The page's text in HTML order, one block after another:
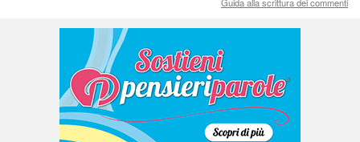
Guida alla scrittura dei commenti